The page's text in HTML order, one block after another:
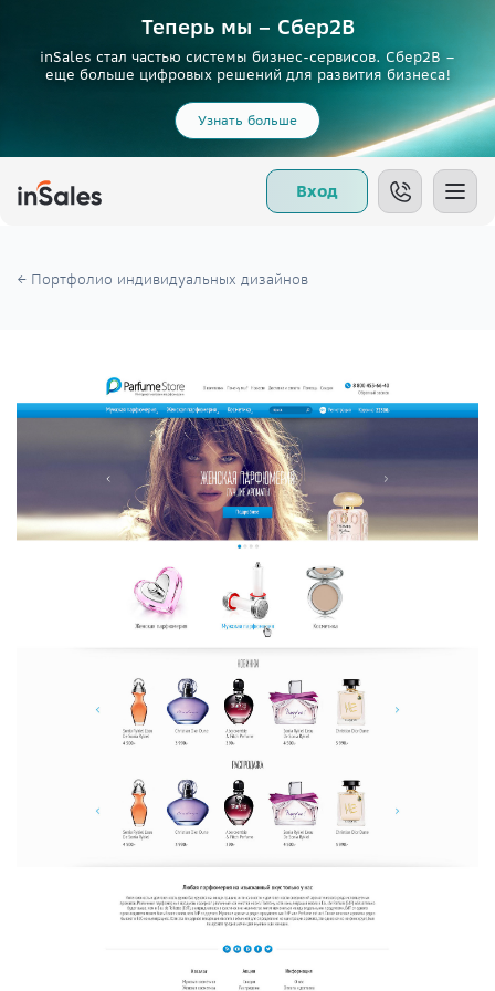
Теперь мы – Сбер2B
inSales стал частью системы бизнес-сервисов. Сбер2В –
еще больше цифровых решений для развития бизнеса!
Узнать больше
Вход
← Портфолио индивидуальных дизайнов